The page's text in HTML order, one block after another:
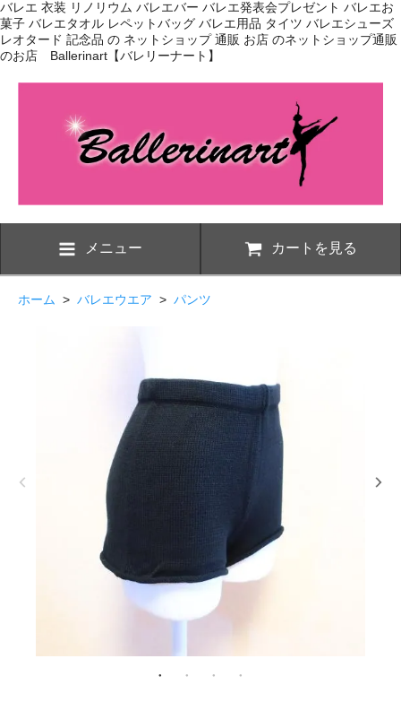
バレエ 衣装 リノリウム バレエバー バレエ発表会プレゼント バレエお
菓子 バレエタオル レペットバッグ バレエ用品 タイツ バレエシューズ
レオタード 記念品 の ネットショップ 通販 お店 のネットショップ通販
のお店 Ballerinart【バレリーナート】
メニュー カートを見る
ホーム > バレエウエア > パンツ